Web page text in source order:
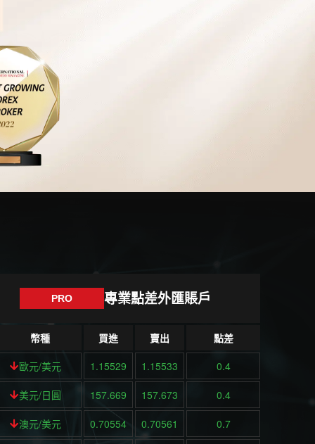
PRO 專業點差外匯賬戶
幣種 買進 賣出
點差
歐元/美元
1.15529 1.15533 0.4
美元/日圓 157.669 157.673 0.4
澳元/美元 0.70554 0.70561 0.7